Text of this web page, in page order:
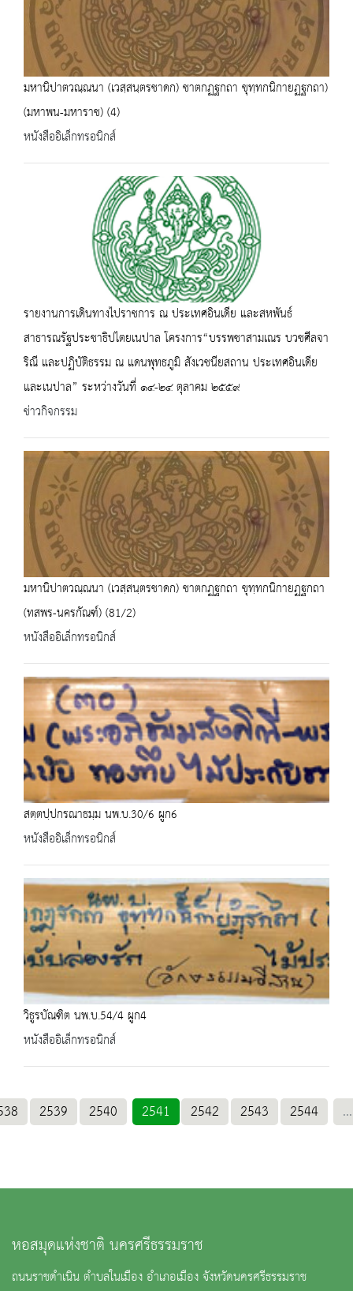
มหานิปาตวณฺณนา (เวสฺสนฺตรชาดก) ชาตกฏฐกถา ขุทฺทกนิกายฏฐกถา)
(มหาพน-มหาราช) (4)
หนังสืออิเล็กทรอนิกส์
รายงานการเดินทางไปราชการ ณ ประเทศอินเดีย และสหพันธ์
สาธารณรัฐประชาธิปไตยเนปาล โครงการ“บรรพชาสามเณร บวชศีลจา
ริณี และปฏิบัติธรรม ณ แดนพุทธภูมิ สังเวชนียสถาน ประเทศอินเดีย
และเนปาล” ระหว่างวันที่ ๑๔-๒๔ ตุลาคม ๒๕๕๙
ข่าวกิจกรรม
มหานิปาตวณฺณนา (เวสฺสนฺตรชาดก) ชาตกฏฐกถา ขุทฺทกนิกายฏฐกถา
(ทสพร-นครกัณฑ์) (81/2)
หนังสืออิเล็กทรอนิกส์
สตฺตปฺปกรณาธมฺม นพ.บ.30/6 ผูก6
หนังสืออิเล็กทรอนิกส์
วิธูรบัณฑิต นพ.บ.54/4 ผูก4
หนังสืออิเล็กทรอนิกส์
2539 2540 2541 2542 2543 2544 ...
หอสมุดแห่งชาติ นครศรีธรรมราช
ถนนราชดำเนิน ตำบลในเมือง อำเภอเมือง จังหวัดนครศรีธรรมราช